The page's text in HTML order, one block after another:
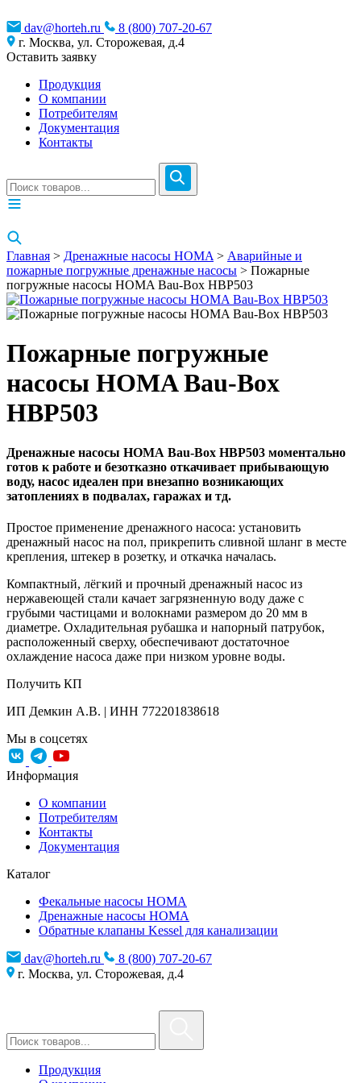
dav@horteh.ru
8 (800) 707-20-67
г. Москва, ул. Сторожевая, д.4
Оставить заявку
Продукция
О компании
Потребителям
Документация
Контакты
Главная > Дренажные насосы HOMA > Аварийные и
пожарные погружные дренажные насосы > Пожарные
погружные насосы HOMA Bau-Box HBP503
Пожарные погружные
насосы HOMA Bau-Box
HBP503
Дренажные насосы HOMA Bau-Box HBP503 моментально
готов к работе и безотказно откачивает прибывающую
воду, насос идеален при внезапно возникающих
затоплениях в подвалах, гаражах и тд.
Простое применение дренажного насоса: установить
дренажный насос на пол, прикрепить сливной шланг в месте
крепления, штекер в розетку, и откачка началась.
Компактный, лёгкий и прочный дренажный насос из
нержавеющей стали качает загрязненную воду даже с
грубыми частицами и волокнами размером до 20 мм в
диаметре. Охладительная рубашка и напорный патрубок,
расположенный сверху, обеспечивают достаточное
охлаждение насоса даже при низком уровне воды.
Получить КП
ИП Демкин А.В. | ИНН 772201838618
Мы в соцсетях
Информация
О компании
Потребителям
Контакты
Документация
Каталог
Фекальные насосы HOMA
Дренажные насосы HOMA
Обратные клапаны Kessel для канализации
dav@horteh.ru
8 (800) 707-20-67
г. Москва, ул. Сторожевая, д.4
Продукция